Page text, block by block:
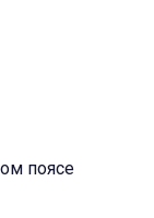
поясе